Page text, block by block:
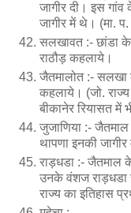
जागीर दी। इस गांव
जागीर में थे। (मा.
सलखावत :- छांडा
राठौड़ कहलाये।
जैतमालोत :- सलखा
कहलाये। (जो.
बीकानेर रियासत में
जुजाणिया :-
थापणा इनकी जागीर
राड़धडा :- जैतमाल
उनके वंशज राड़धडा
राज्य का इतिहास